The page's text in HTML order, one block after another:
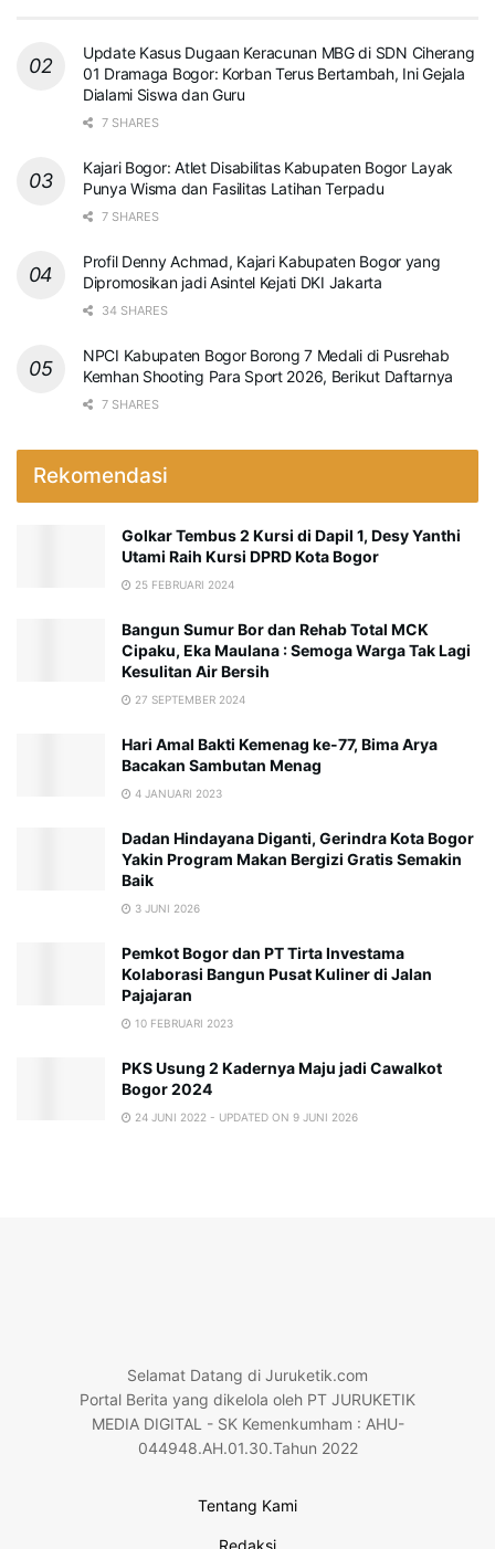
Update Kasus Dugaan Keracunan MBG di SDN Ciherang
01 Dramaga Bogor: Korban Terus Bertambah, Ini Gejala
Dialami Siswa dan Guru
7 SHARES
Kajari Bogor: Atlet Disabilitas Kabupaten Bogor Layak
Punya Wisma dan Fasilitas Latihan Terpadu
7 SHARES
Profil Denny Achmad, Kajari Kabupaten Bogor yang
Dipromosikan jadi Asintel Kejati DKI Jakarta
34 SHARES
NPCI Kabupaten Bogor Borong 7 Medali di Pusrehab
Kemhan Shooting Para Sport 2026, Berikut Daftarnya
7 SHARES
Rekomendasi
Golkar Tembus 2 Kursi di Dapil 1, Desy Yanthi
Utami Raih Kursi DPRD Kota Bogor
25 FEBRUARI 2024
Bangun Sumur Bor dan Rehab Total MCK
Cipaku, Eka Maulana : Semoga Warga Tak Lagi
Kesulitan Air Bersih
27 SEPTEMBER 2024
Hari Amal Bakti Kemenag ke-77, Bima Arya
Bacakan Sambutan Menag
4 JANUARI 2023
Dadan Hindayana Diganti, Gerindra Kota Bogor
Yakin Program Makan Bergizi Gratis Semakin
Baik
3 JUNI 2026
Pemkot Bogor dan PT Tirta Investama
Kolaborasi Bangun Pusat Kuliner di Jalan
Pajajaran
10 FEBRUARI 2023
PKS Usung 2 Kadernya Maju jadi Cawalkot
Bogor 2024
24 JUNI 2022 - UPDATED ON 9 JUNI 2026
Selamat Datang di Juruketik.com
Portal Berita yang dikelola oleh PT JURUKETIK
MEDIA DIGITAL - SK Kemenkumham : AHU-
044948.AH.01.30.Tahun 2022
Tentang Kami
Redaksi